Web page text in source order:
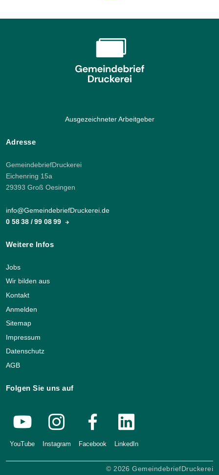
Ausgezeichneter Arbeitgeber
Adresse
GemeindebriefDruckerei
Eichenring 15a
29393 Groß Oesingen
info@GemeindebriefDruckerei.de
0 58 38 / 99 08 99
Weitere Infos
Jobs
Wir bilden aus
Kontakt
Anmelden
Sitemap
Impressum
Datenschutz
AGB
Folgen Sie uns auf
YouTube Instagram Facebook LinkedIn
© 2026 GemeindebriefDruckerei